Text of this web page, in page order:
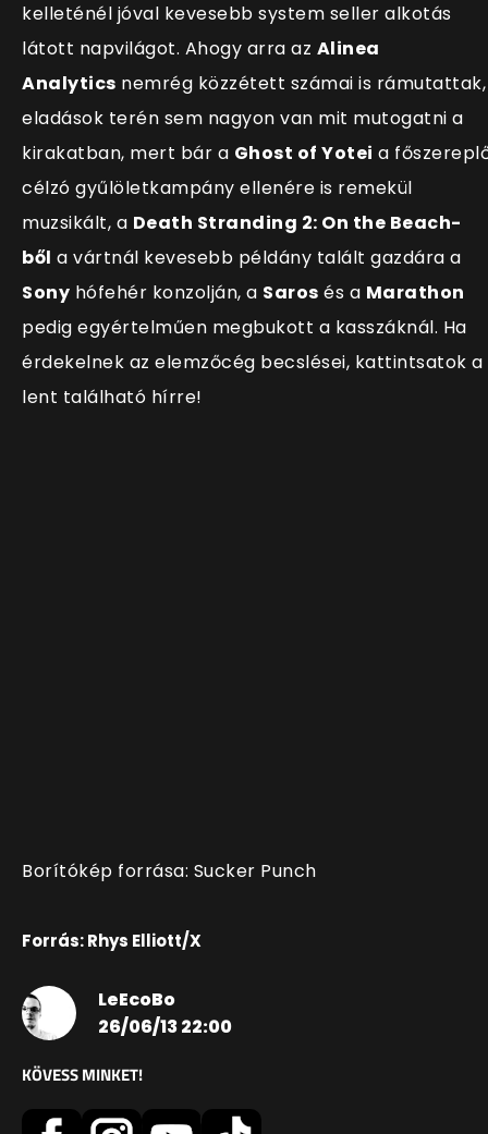
kelleténél jóval kevesebb system seller alkotás
látott napvilágot. Ahogy arra az Alinea
Analytics nemrég közzétett számai is rámutattak,
eladások terén sem nagyon van mit mutogatni a
kirakatban, mert bár a Ghost of Yotei a
célzó gyűlöletkampány ellenére is remekül
muzsikált, a Death Stranding 2: On the Beach-
ből a vártnál kevesebb példány talált gazdára a
Sony hófehér konzolján, a Saros és a Marathon
pedig egyértelműen megbukott a kasszáknál. Ha
érdekelnek az elemzőcég becslései, kattintsatok a
lent található hírre!
Borítókép forrása: Sucker Punch
Forrás: Rhys Elliott/X
LeEcoBo
26/06/13 22:00
KÖVESS MINKET!